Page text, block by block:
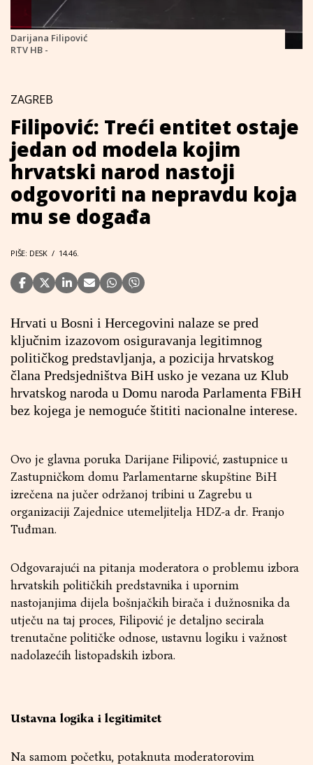
Darijana Filipović
RTV HB -
ZAGREB
Filipović: Treći entitet ostaje
jedan od modela kojim
hrvatski narod nastoji
odgovoriti na nepravdu koja
mu se događa
PIŠE: DESK / 14.46.
Hrvati u Bosni i Hercegovini nalaze se pred
ključnim izazovom osiguravanja legitimnog
političkog predstavljanja, a pozicija hrvatskog
člana Predsjedništva BiH usko je vezana uz Klub
hrvatskog naroda u Domu naroda Parlamenta FBiH
bez kojega je nemoguće štititi nacionalne interese.
Ovo je glavna poruka Darijane Filipović, zastupnice u
Zastupničkom domu Parlamentarne skupštine BiH
izrečena na jučer održanoj tribini u Zagrebu u
organizaciji Zajednice utemeljitelja HDZ-a dr. Franjo
Tuđman.
Odgovarajući na pitanja moderatora o problemu izbora
hrvatskih političkih predstavnika i upornim
nastojanjima dijela bošnjačkih birača i dužnosnika da
utječu na taj proces, Filipović je detaljno secirala
trenutačne političke odnose, ustavnu logiku i važnost
nadolazećih listopadskih izbora.
Ustavna logika i legitimitet
Na samom početku, potaknuta moderatorovim